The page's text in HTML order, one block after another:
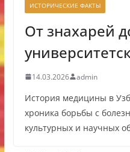
ИСТОРИЧЕСКИЕ ФАКТЫ
От знахарей
14.03.2026 admin
История медицины в
хроника борьбы с
культурных и научных